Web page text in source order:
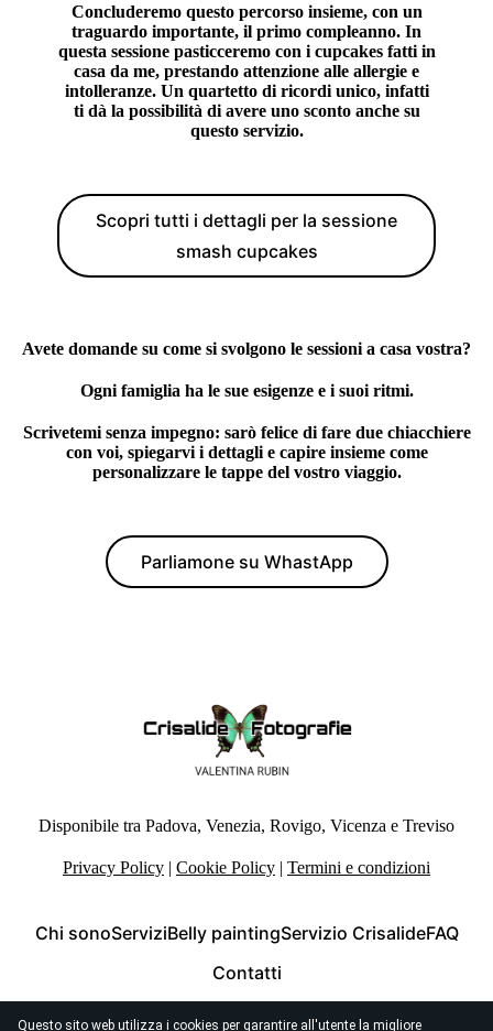
Questo sito web utilizza i cookies per garantire all'utente la migliore
Concluderemo questo percorso insieme, con un
traguardo importante, il primo compleanno. In
questa sessione pasticceremo con i cupcakes fatti in
casa da me, prestando attenzione alle allergie e
intolleranze. Un quartetto di ricordi unico, infatti
ti dà la possibilità di avere uno scontoanche su
questo servizio.
Scopri tutti i dettagli per la sessione
smash cupcakes
Avete domande su come si svolgono le sessioni a casa vostra?
Ogni famiglia ha le sue esigenze e i suoi ritmi.
Scrivetemi senza impegno: sarò felice di fare due chiacchiere
con voi, spiegarvi i dettagli e capire insieme come
personalizzare le tappe del vostro viaggio.
Parliamone su WhastApp
Disponibile tra Padova, Venezia, Rovigo, Vicenza e Treviso
Privacy Policy | Cookie Policy | Termini e condizioni
Chi sonoServiziBelly paintingServizio CrisalideFAQ
Contatti